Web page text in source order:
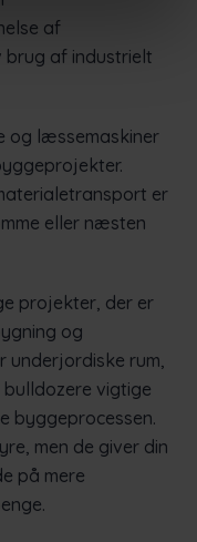
af
brug af industrielt
og læssemaskiner
er
eller næsten
projekter, der er
og
rum,
vigtige
byggeprocessen.
men de giver din
på mere